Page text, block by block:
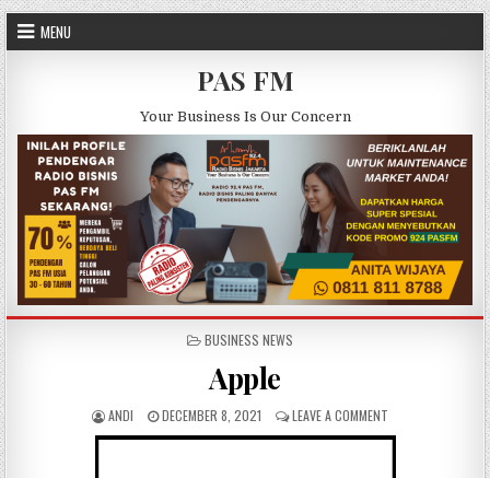
Skip to content
MENU
PAS FM
Your Business Is Our Concern
POSTED IN
BUSINESS NEWS
Apple
AUTHOR:
ANDI PUBLISHED DATE:
DECEMBER 8, 2021 LEAVE A COMMENTON APPLE